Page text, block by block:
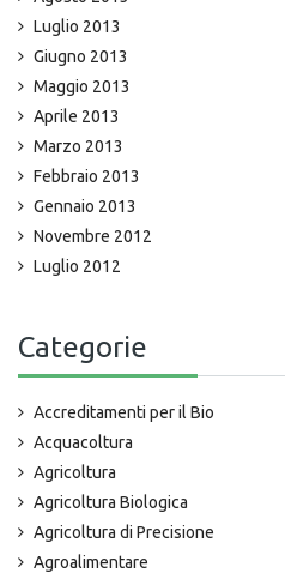
Luglio 2013
Giugno 2013
Maggio 2013
Aprile 2013
Marzo 2013
Febbraio 2013
Gennaio 2013
Novembre 2012
Luglio 2012
Categorie
Accreditamenti per il Bio
Acquacoltura
Agricoltura
Agricoltura Biologica
Agricoltura di Precisione
Agroalimentare